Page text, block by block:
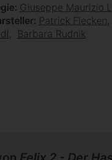
Giuseppe Maurizio
Patrick Flecken
Barbara Rudnik